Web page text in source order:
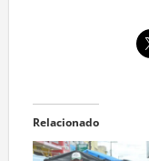
Relacionado